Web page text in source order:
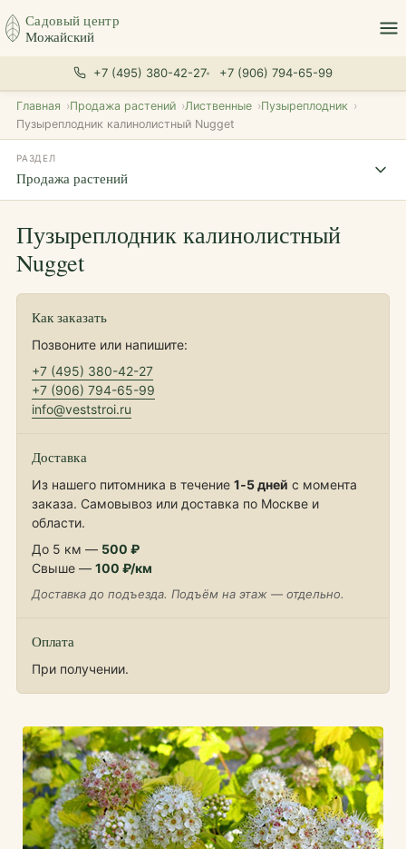
Садовый центр
Можайский
+7 (495) 380-42-27 +7 (906) 794-65-99
Главная Продажа растений Лиственные
Пузыреплодник
Пузыреплодник калинолистный Nugget
РАЗДЕЛ
Продажа растений
Пузыреплодник калинолистный
Nugget
Как заказать
Позвоните или напишите:
+7 (495) 380-42-27
+7 (906) 794-65-99
info@veststroi.ru
Доставка
Из нашего питомника в течение 1‑5 дней с момента
заказа. Самовывоз или доставка по Москве и
области.
До 5 км — 500 ₽
Свыше — 100 ₽/км
Доставка до подъезда. Подъём на этаж — отдельно.
Оплата
При получении.